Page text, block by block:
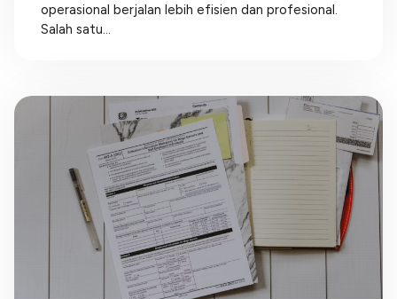
operasional berjalan lebih efisien dan profesional.
Salah satu...